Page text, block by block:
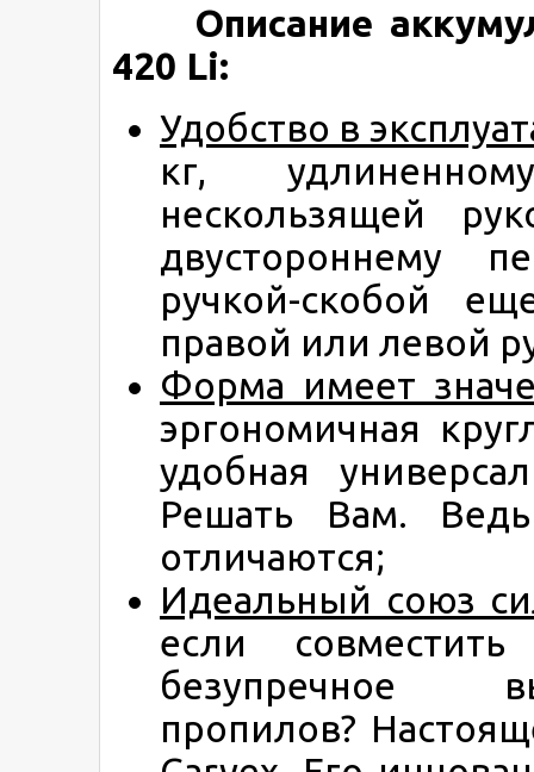
Описание
420 Li:
Удобство в
кг,
нескользящей
двустороннему
ручкой-скобой
правой или левой
Форма имеет
эргономичная
удобная
Решать Вам.
отличаются;
Идеальный союз
если
безупречное
пропилов?